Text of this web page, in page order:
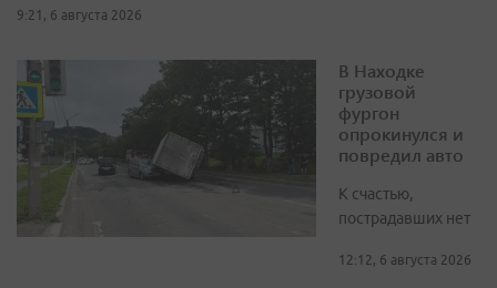
9:21, 6 августа 2026
В Находке
грузовой
фургон
опрокинулся и
повредил авто
К счастью,
пострадавших нет
12:12, 6 августа 2026